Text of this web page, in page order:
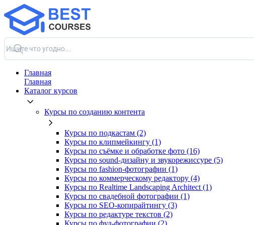
Главная
Главная
Каталог курсов
Курсы по созданию контента
Курсы по подкастам (2)
Курсы по клипмейкингу (1)
Курсы по съёмке и обработке фото (16)
Курсы по sound-дизайну и звукорежиссуре (5)
Курсы по fashion-фотографии (1)
Курсы по коммерческому редактору (4)
Курсы по Realtime Landscaping Architect (1)
Курсы по свадебной фотографии (1)
Курсы по SEO-копирайтингу (3)
Курсы по редактуре текстов (2)